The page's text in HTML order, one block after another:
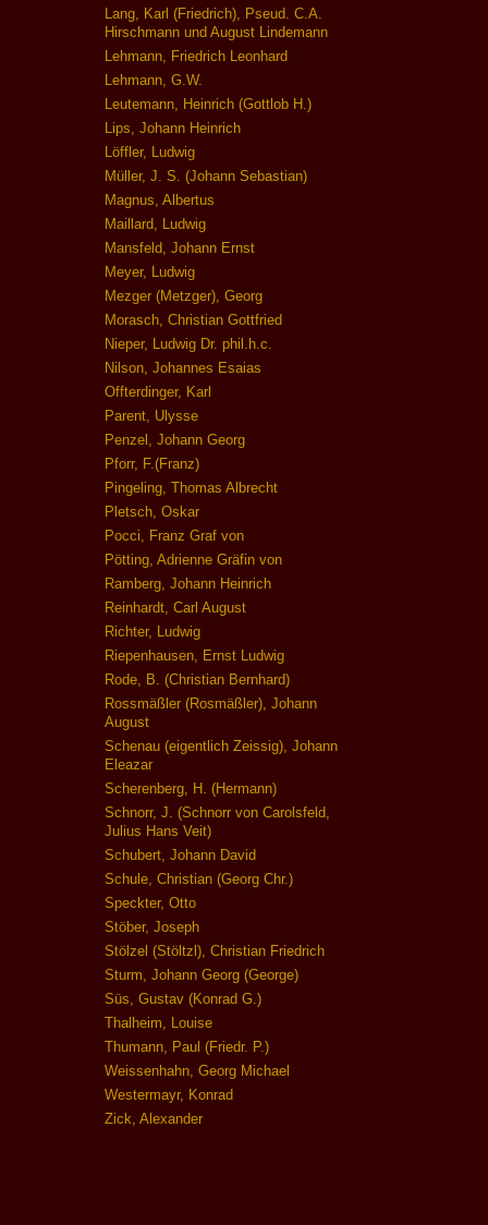
Lang, Karl (Friedrich), Pseud. C.A.
Hirschmann und August Lindemann
Lehmann, Friedrich Leonhard
Lehmann, G.W.
Leutemann, Heinrich (Gottlob H.)
Lips, Johann Heinrich
Löffler, Ludwig
Müller, J. S. (Johann Sebastian)
Magnus, Albertus
Maillard, Ludwig
Mansfeld, Johann Ernst
Meyer, Ludwig
Mezger (Metzger), Georg
Morasch, Christian Gottfried
Nieper, Ludwig Dr. phil.h.c.
Nilson, Johannes Esaias
Offterdinger, Karl
Parent, Ulysse
Penzel, Johann Georg
Pforr, F.(Franz)
Pingeling, Thomas Albrecht
Pletsch, Oskar
Pocci, Franz Graf von
Pötting, Adrienne Gräfin von
Ramberg, Johann Heinrich
Reinhardt, Carl August
Richter, Ludwig
Riepenhausen, Ernst Ludwig
Rode, B. (Christian Bernhard)
Rossmäßler (Rosmäßler), Johann
August
Schenau (eigentlich Zeissig), Johann
Eleazar
Scherenberg, H. (Hermann)
Schnorr, J. (Schnorr von Carolsfeld,
Julius Hans Veit)
Schubert, Johann David
Schule, Christian (Georg Chr.)
Speckter, Otto
Stöber, Joseph
Stölzel (Stöltzl), Christian Friedrich
Sturm, Johann Georg (George)
Süs, Gustav (Konrad G.)
Thalheim, Louise
Thumann, Paul (Friedr. P.)
Weissenhahn, Georg Michael
Westermayr, Konrad
Zick, Alexander